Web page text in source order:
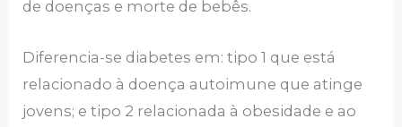
de doenças e morte de bebês.
Diferencia-se diabetes em: tipo 1 que está
relacionado à doença autoimune que atinge
jovens; e tipo 2 relacionada à obesidade e ao